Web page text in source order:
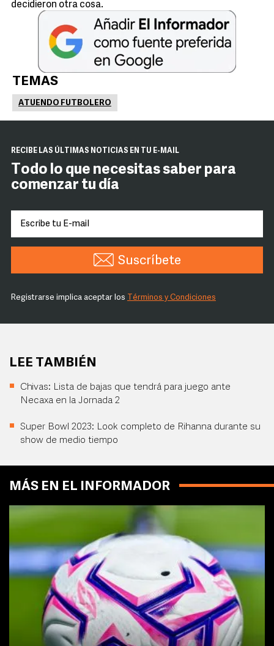
decidieron otra cosa.
TEMAS
ATUENDO FUTBOLERO
RECIBE LAS ÚLTIMAS NOTICIAS EN TU E-MAIL
Todo lo que necesitas saber para
comenzar tu día
Suscríbete
Registrarse implica aceptar los Términos y Condiciones
LEE TAMBIÉN
Chivas: Lista de bajas que tendrá para juego ante
Necaxa en la Jornada 2
Super Bowl 2023: Look completo de Rihanna durante su
show de medio tiempo
MÁS EN EL INFORMADOR